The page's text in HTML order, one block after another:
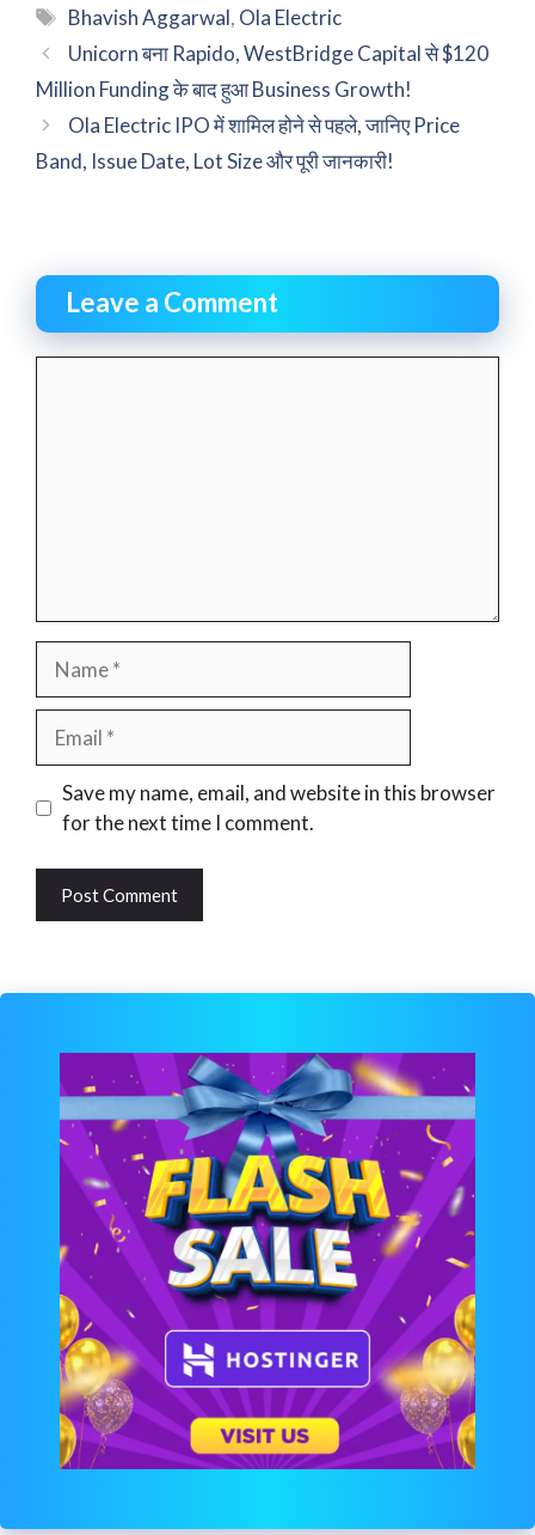
Tags
Bhavish Aggarwal, Ola Electric
Unicorn बना Rapido, WestBridge Capital से $120
Million Funding के बाद हुआ Business Growth!
Ola Electric IPO में शामिल होने से पहले, जानिए Price
Band, Issue Date, Lot Size और पूरी जानकारी!
Leave a Comment
Name
Email
Website
Save my name, email, and website in this browser
for the next time I comment.